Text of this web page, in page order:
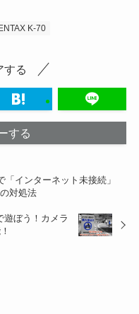
K-70
する
する
インターネット未接続」
対処法
遊ぼう！カメラ